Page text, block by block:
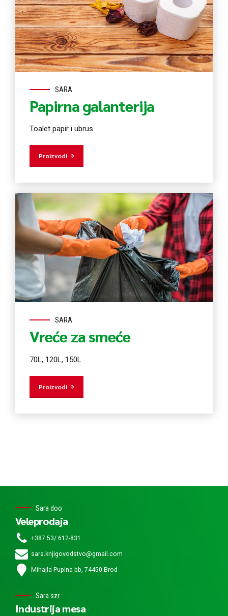
SARA
Papirna galanterija
Toalet papir i ubrus
Proizvodi
SARA
Vreće za smeće
70L, 120L, 150L
Proizvodi
Sara doo
Veleprodaja
+387 53/ 612-831
sara.knjigovodstvo@gmail.com
Mihajla Pupina bb, 74450 Brod
Sara szr
Industrija mesa